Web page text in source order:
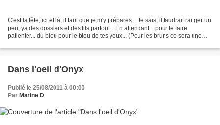
C'est la fête, ici et là, il faut que je m'y prépares... Je sais, il faudrait ranger un
peu, ya des dossiers et des fils partout... En attendant... pour te faire
patienter... du bleu pour le bleu de tes yeux... (Pour les bruns ce sera une
Dans l'oeil d'Onyx
Publié le 25/08/2011 à 00:00
Par Marine D